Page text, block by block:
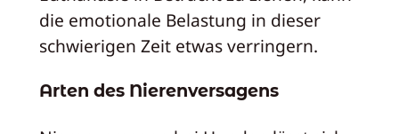
die emotionale Belastung in dieser
schwierigen Zeit etwas verringern.
Arten des Nierenversagens